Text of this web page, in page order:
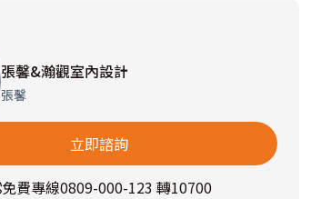
張馨&瀚觀室內設計
張馨
立即諮詢
免費專線0809-000-123 轉10700